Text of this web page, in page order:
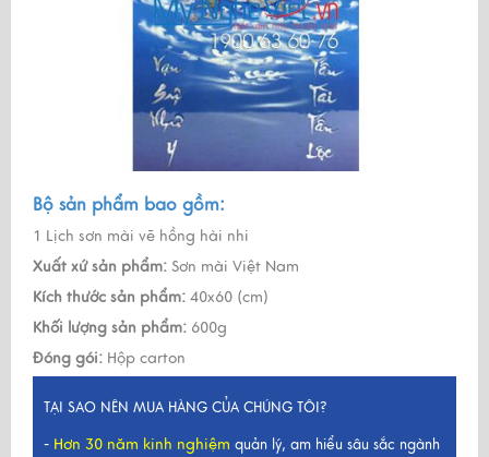
Bộ sản phẩm bao gồm:
1 Lịch sơn mài vẽ hồng hài nhi
Xuất xứ sản phẩm: Sơn mài Việt Nam
Kích thước sản phẩm: 40x60 (cm)
Khối lượng sản phẩm: 600g
Đóng gói: Hộp carton
TẠI SAO NÊN MUA HÀNG CỦA CHÚNG TÔI?
- Hơn 30 năm kinh nghiệm quản lý, am hiểu sâu sắc ngành